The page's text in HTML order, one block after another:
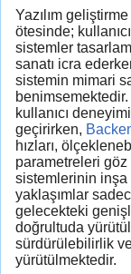
Yazılım
ötesinde;
sistemler
sanatı icra
sistemin mimari
benimsemektedir.
kullanıcı
geçirirken,
hızları,
parametreleri göz
sistemlerinin inşa
yaklaşımlar
gelecekteki
doğrultuda
sürdürülebilirlik
yürütülmektedir.